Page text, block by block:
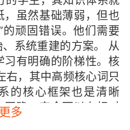
虽然基础薄弱，但也
顽固错误。他们需要
系统重建的方案。 从
有明确的阶梯性。核
右，其中高频核心词只
的核心框架也是清晰
确，完全可以在相对
础。 从哪开始？重建
多